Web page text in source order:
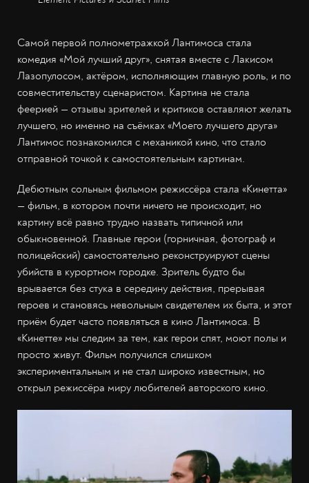
Самой первой полнометражкой Лантимоса стала
комедия «Мой лучший друг», снятая вместе с Лакисом
Лазопулосом, актёром, исполняющим главную роль, и по
совместительству сценаристом. Картина не стала
феерией — отзывы зрителей и критиков оставляют желать
лучшего, но именно на съёмках «Моего лучшего друга»
Лантимос познакомился с механикой кино, что стало
отправной точкой к самостоятельным картинам.
Дебютным сольным фильмом режиссёра стала «Кинетта»
— фильм, в котором почти ничего не происходит, но
картину всё равно трудно назвать типичной или
обыкновенной. Главные герои (горничная, фотограф и
полицейский) самостоятельно реконструируют сцены
убийств в курортном городке. Зритель будто бы
врывается без стука в середину действия, прерывая
героев и становясь невольным свидетелем их быта, и этот
приём будет часто появляться в кино Лантимоса. В
«Кинетте» мы следим за тем, как герои спят, моют полы и
просто живут. Фильм получился слишком
экспериментальным и не стал широко известным, но
открыл режиссёра миру любителей авторского кино.